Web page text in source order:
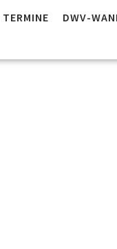
DWV-
–